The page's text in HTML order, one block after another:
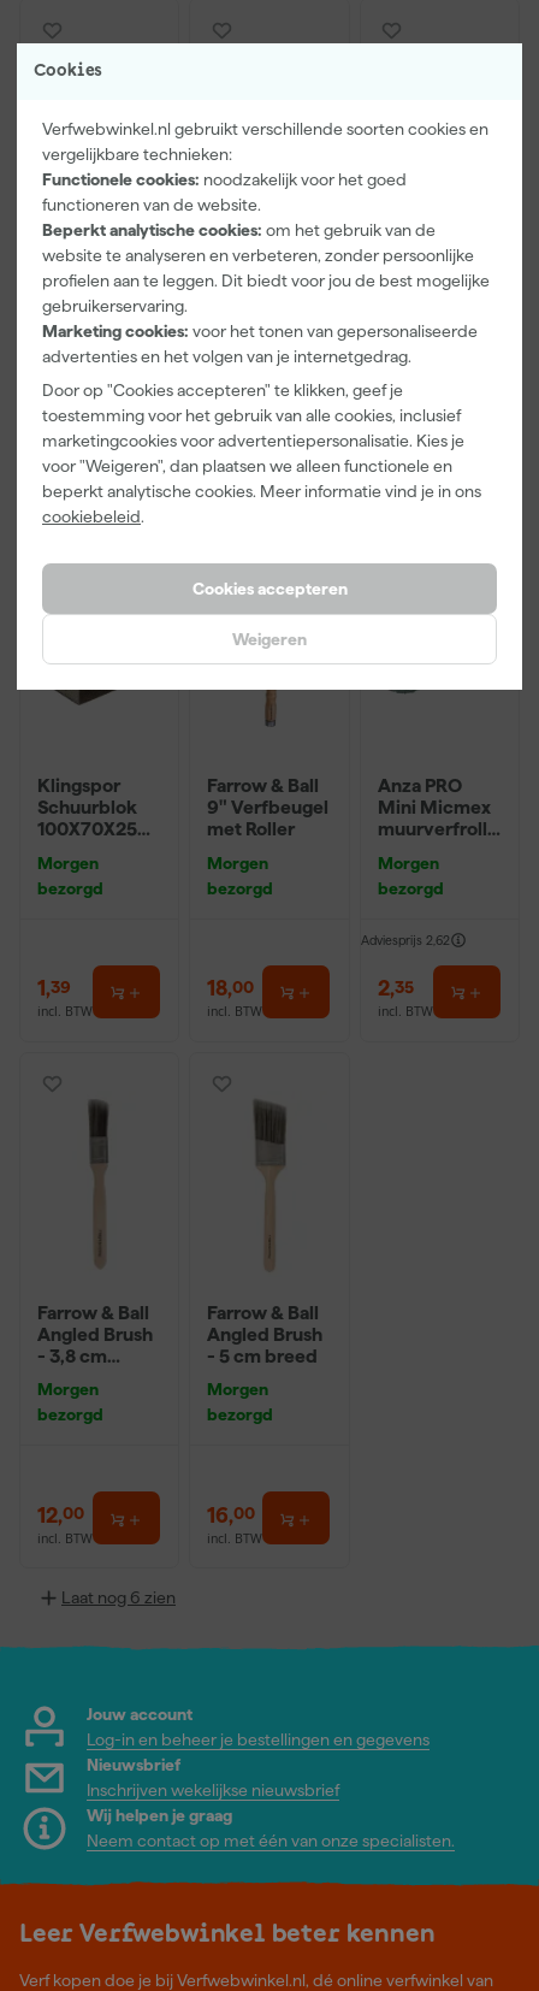
Cookies
Verfwebwinkel.nl gebruikt verschillende soorten cookies en
vergelijkbare technieken:
Functionele cookies: noodzakelijk voor het goed
functioneren van de website.
Beperkt analytische cookies: om het gebruik van de
website te analyseren en verbeteren, zonder persoonlijke
profielen aan te leggen. Dit biedt voor jou de best mogelijke
gebruikerservaring.
Marketing cookies: voor het tonen van gepersonaliseerde
advertenties en het volgen van je internetgedrag.
Door op "Cookies accepteren" te klikken, geef je
toestemming voor het gebruik van alle cookies, inclusief
marketingcookies voor advertentiepersonalisatie. Kies je
voor "Weigeren", dan plaatsen we alleen functionele en
beperkt analytische cookies. Meer informatie vind je in ons
cookiebeleid.
Cookies accepteren
Weigeren
Paintura
Lucamax
Washi tape -
50mx24mm
Morgen
bezorgd
Adviesprijs 6,00
3,99
incl. BTW
Farrow & Ball
F&B
r
Morgen
bezorgd
22,00
incl. BTW
Go!Paint Roll
And Go
12cm Roller -
0,5L + 5
Inzetbakken
Morgen
bezorgd
3,99
incl. BTW
Klingspor
Schuurblok
100X70X25m
P220
Morgen
bezorgd
1,39
incl. BTW
Farrow & Ball
9" Verfbeugel
met Roller
Morgen
bezorgd
18,00
incl. BTW
Anza PRO
Mini Micmex
muurverfrolle
Morgen
bezorgd
Adviesprijs 2,62
2,35
incl. BTW
Farrow & Ball
Angled Brush
- 3,8 cm
Morgen
bezorgd
12,00
incl. BTW
Farrow & Ball
Angled Brush
- 5 cm breed
Morgen
bezorgd
16,00
incl. BTW
Laat nog 6 zien
Jouw account
Log-in en beheer je bestellingen en gegevens
Nieuwsbrief
Inschrijven wekelijkse nieuwsbrief
Wij helpen je graag
Neem contact op met één van onze specialisten.
Leer Verfwebwinkel beter kennen
Verf kopen doe je bij Verfwebwinkel.nl, dé online verfwinkel van